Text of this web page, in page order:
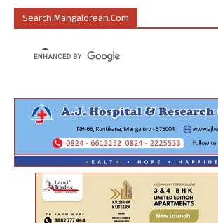
Search Mangalorean.com